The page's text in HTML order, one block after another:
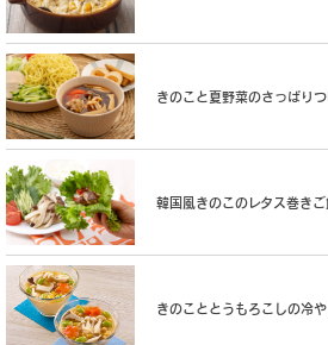
きのこと夏野菜のさっぱり
韓国風きのこのレタス巻きご
きのこととうもろこしの冷